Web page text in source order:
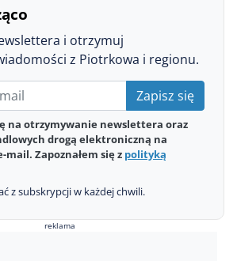
i otrzymuj
z Piotrkowa i regionu.
Zapisz się
na otrzymywanie newslettera oraz
drogą elektroniczną na
mail. Zapoznałem się z polityką
z subskrypcji w każdej chwili.
reklama